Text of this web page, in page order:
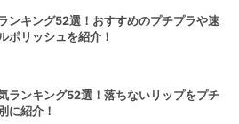
ンキング52選！おすすめのプチプラや速
ポリッシュを紹介！
ランキング52選！落ちないリップをプチ
に紹介！